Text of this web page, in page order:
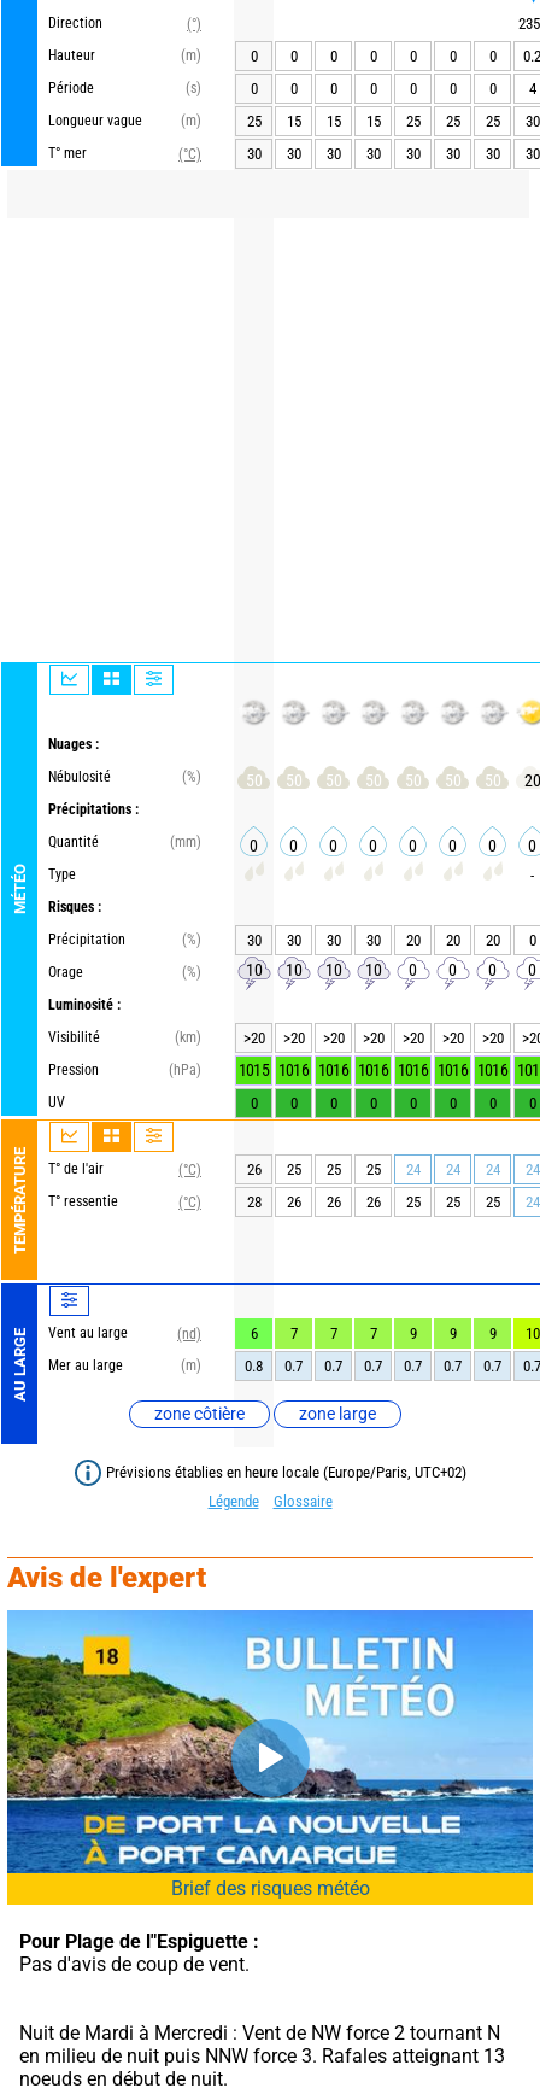
Direction
(°)
Hauteur
(m)
Période
(s)
Longueur vague
(m)
T° mer
(°C)
MÉTÉO
Nuages :
Nébulosité
(%)
Précipitations :
Quantité
(mm)
Type
Risques :
Précipitation
(%)
Orage
(%)
Luminosité :
Visibilité
(km)
Pression
(hPa)
UV
TEMPÉRATURE T° de l'air
(°C)
T° ressentie
(°C)
AU LARGE Vent au large
(nd)
Mer au large
(m)
zone côtière zone large
235
0
0 0 0 0 0 0
0.2
0
0 0 0 0 0 0
4
25
15 15 15 25 25 25
30
30
30 30 30 30 30 30 30
50 50 50 50 50 50 50 20
0 0 0 0 0 0 0 0
-
30 30 30 30 20 20 20 0
10 10 10 10 0 0 0 0
>20 >20 >20 >20 >20 >20 >20
1015 1016 1016 1016 1016 1016 1016
0 0 0 0 0 0 0 0
26 25 25 25 24 24 24
24
28
26 26 26 25 25 25 24
6 7 7 7 9 9 9
10
0.8
0.7 0.7 0.7 0.7 0.7 0.7 0.7
Prévisions établies en heure locale (Europe/Paris, UTC+02)
Légende
Glossaire
Avis de l'expert
Brief des risques météo
Pour Plage de l"Espiguette :
Pas d'avis de coup de vent.
Nuit de Mardi à Mercredi : Vent de NW force 2 tournant N
en milieu de nuit puis NNW force 3. Rafales atteignant 13
noeuds en début de nuit.